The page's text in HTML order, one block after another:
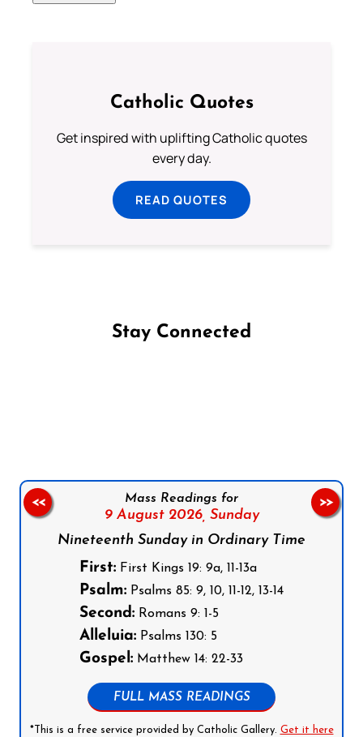
Catholic Quotes
Get inspired with uplifting Catholic quotes
every day.
READ QUOTES
Stay Connected
Mass Readings for
9 August 2026, Sunday
Nineteenth Sunday in Ordinary Time
First: First Kings 19: 9a, 11-13a
Psalm: Psalms 85: 9, 10, 11-12, 13-14
Second: Romans 9: 1-5
Alleluia: Psalms 130: 5
Gospel: Matthew 14: 22-33
FULL MASS READINGS
*This is a free service provided by Catholic Gallery. Get it here
<< >>